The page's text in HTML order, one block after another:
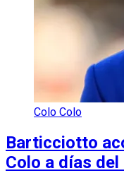
Colo Colo
Barticciotto
Colo a días